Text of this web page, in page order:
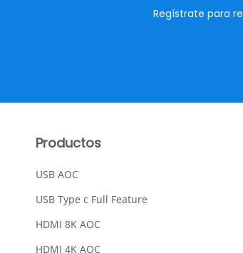
Regístrate para
Productos
USB AOC
USB Type c Full Feature
HDMI 8K AOC
HDMI 4K AOC